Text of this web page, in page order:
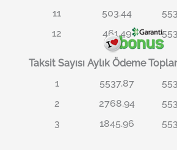
11
503.44
12
461.49
Taksit Sayısı Aylık Ödeme
1
5537.87
2
2768.94
3
1845.96